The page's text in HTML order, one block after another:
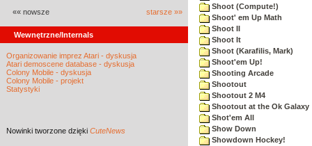
«« nowsze starsze »»
Wewnętrzne/Internals
Organizowanie imprez Atari - dyskusja
Atari demoscene database - dyskusja
Colony Mobile - dyskusja
Colony Mobile - projekt
Statystyki
Nowinki tworzone dzięki CuteNews
Shoot (Compute!)
Shoot' em Up Math
Shoot II
Shoot It
Shoot (Karafilis, Mark)
Shoot'em Up!
Shooting Arcade
Shootout
Shootout 2 M4
Shootout at the Ok Galaxy
Shot'em All
Show Down
Showdown Hockey!